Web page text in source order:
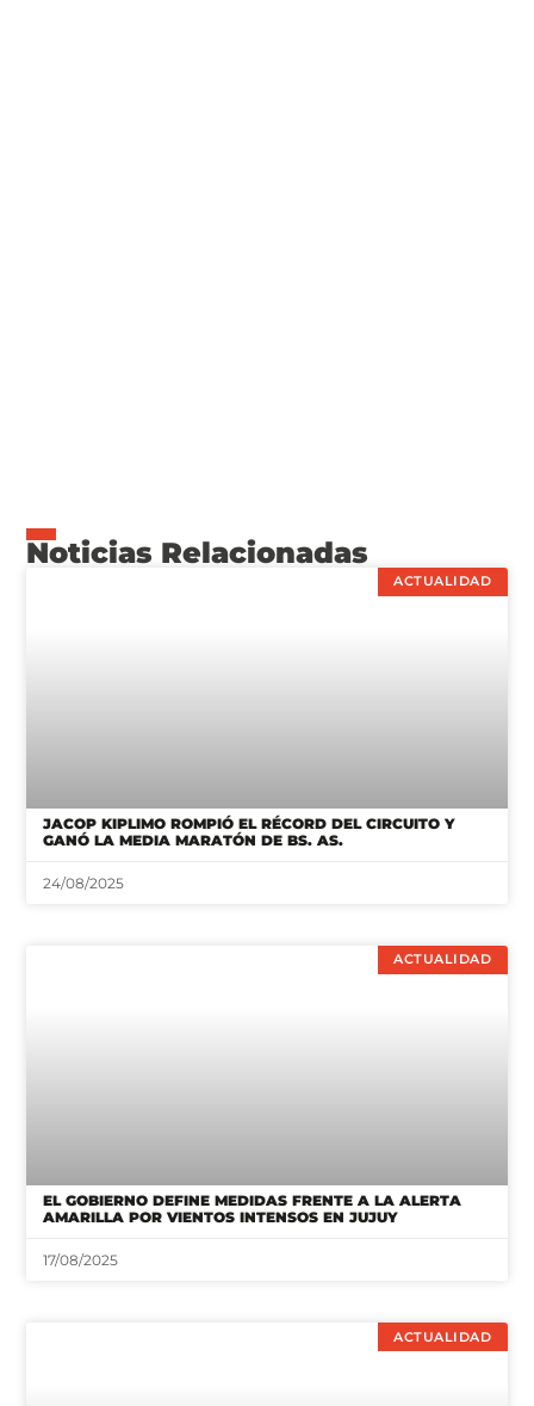
Noticias Relacionadas
ACTUALIDAD
JACOP KIPLIMO ROMPIÓ EL RÉCORD DEL CIRCUITO Y
GANÓ LA MEDIA MARATÓN DE BS. AS.
24/08/2025
ACTUALIDAD
EL GOBIERNO DEFINE MEDIDAS FRENTE A LA ALERTA
AMARILLA POR VIENTOS INTENSOS EN JUJUY
17/08/2025
ACTUALIDAD